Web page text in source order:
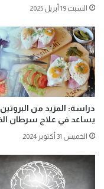
السبت 19 أبريل 2025
دراسة: المزيد من البروتين
يساعد في علاج سرطان
الخميس 31 أكتوبر 2024